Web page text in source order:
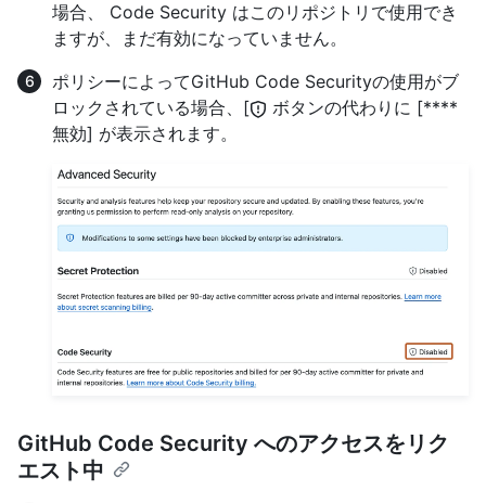
場合、 Code Security はこのリポジトリで使用でき
ますが、まだ有効になっていません。
ポリシーによってGitHub Code Securityの使用がブ
ロックされている場合、[
ボタンの代わりに [****
無効] が表示されます。
GitHub Code Security へのアクセスをリク
エスト中